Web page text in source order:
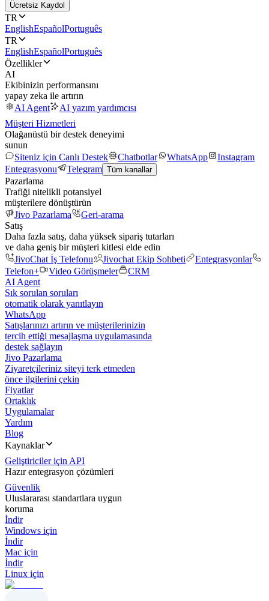
Ücretsiz Kaydol
TR
EnglishEspañolPortuguês
TR
EnglishEspañolPortuguês
Özellikler
AI
Ekibinizin performansını
yapay zeka ile artırın
AI Agent
AI yazım yardımcısı
Müşteri Hizmetleri
Olağanüstü bir destek deneyimi
sunun
Siteniz için Canlı Destek
Chatbotlar WhatsApp
Instagram
Entegrasyonu
Telegram Tüm kanallar
Pazarlama
Trafiği nitelikli potansiyel
müşterilere dönüştürün
Jivo Pazarlama
Geri-arama
Satış
Daha fazla satış, daha yüksek sipariş tutarları
ve daha geniş bir müşteri kitlesi elde edin
JivoChat İş Telefonu
Jivochat Ekip Sohbeti
Entegrasyonlar
Telefon+
Video Görüşmeler
CRM
AI Agent
Sık sorulan soruları
otomatik olarak yanıtlayın
WhatsApp
Satışlarınızı artırın ve müşterilerinizin
tercih ettiği mesajlaşma uygulamasında
destek sağlayın
Jivo Pazarlama
Ziyaretçileriniz siteyi terk etmeden
önce ilgilerini çekin
Fiyatlar
Ortaklık
Uygulamalar
Yardım
Blog
Kaynaklar
Geliştiriciler için API
Hazır entegrasyon çözümleri
Güvenlik
Uluslararası standartlara uygun
koruma
İndir
Windows için
İndir
Mac için
İndir
Linux için